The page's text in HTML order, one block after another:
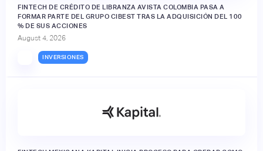
FINTECH DE CRÉDITO DE LIBRANZA AVISTA COLOMBIA PASA A
FORMAR PARTE DEL GRUPO CIBEST TRAS LA ADQUISICIÓN DEL 100
% DE SUS ACCIONES
August 4, 2026
INVERSIONES